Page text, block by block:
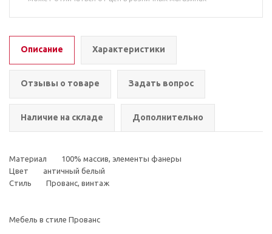
Описание Характеристики
Отзывы о товаре Задать вопрос
Наличие на складе Дополнительно
Материал 100% массив, элементы фанеры
Цвет античный белый
Стиль Прованс, винтаж
Мебель в стиле Прованс